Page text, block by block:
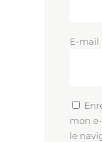
E-mail
mon
le